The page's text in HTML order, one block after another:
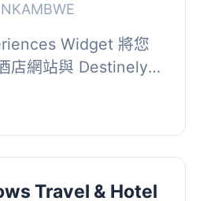
Widget 將您
店網站與 Destinely
訂附近的體驗，為酒
Travel & Hotel